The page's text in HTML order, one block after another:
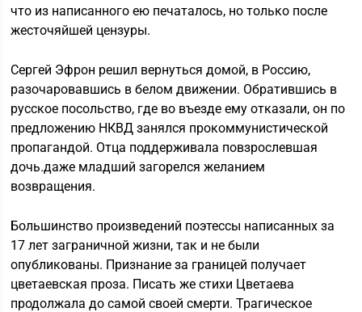
что из написанного ею печаталось, но только после
жесточяйшей цензуры.
Сергей Эфрон решил вернуться домой, в Россию,
разочаровавшись в белом движении. Обратившись в
русское посольство, где во въезде ему отказали, он по
предложению НКВД занялся прокоммунистической
пропагандой. Отца поддерживала повзрослевшая
дочь.даже младший загорелся желанием
возвращения.
Большинство произведений поэтессы написанных за
17 лет заграничной жизни, так и не были
опубликованы. Признание за границей получает
цветаевская проза. Писать же стихи Цветаева
продолжала до самой своей смерти. Трагическое